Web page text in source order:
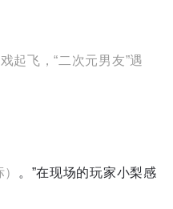
起飞，“二次元男友”遇
。”在现场的玩家小梨感